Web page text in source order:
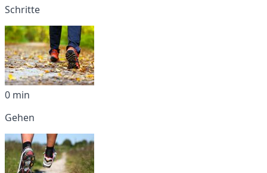
Schritte
0 min
Gehen